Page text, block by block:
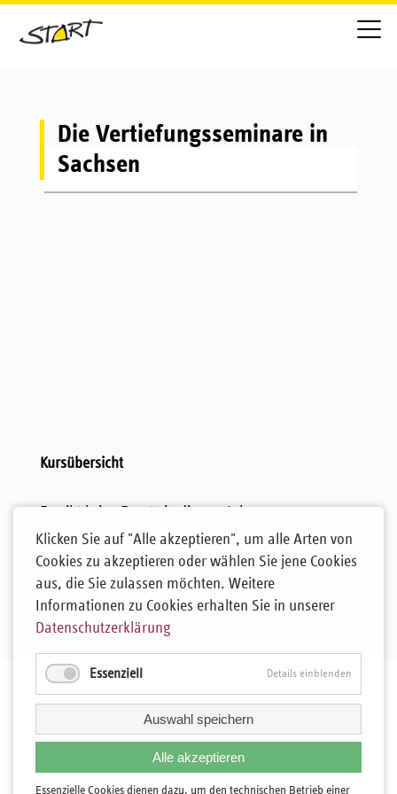
Die Vertiefungsseminare in
Sachsen
Kursübersicht
Es gibt keine Events in diesem Jahr.
Klicken Sie auf "Alle akzeptieren", um alle Arten von
Cookies zu akzeptieren oder wählen Sie jene Cookies
aus, die Sie zulassen möchten. Weitere
Informationen zu Cookies erhalten Sie in unserer
Datenschutzerklärung
Essenziell Details einblenden
Auswahl speichern
Alle akzeptieren
Essenzielle Cookies dienen dazu, um den technischen Betrieb einer